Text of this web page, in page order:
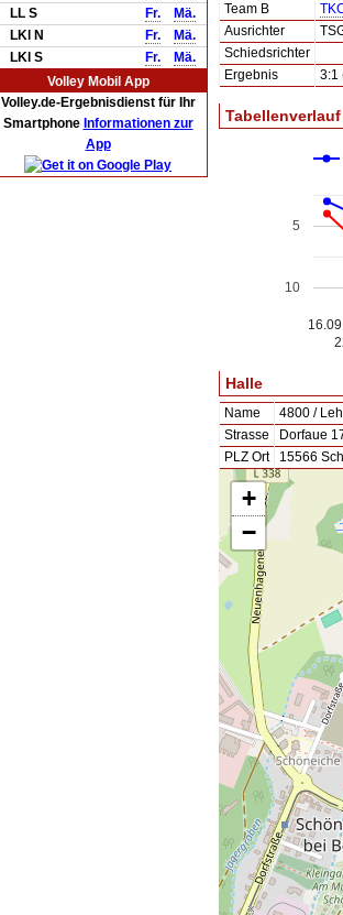
LL S
Fr.
Mä.
LKl N
Fr.
Mä.
LKl S
Fr.
Mä.
Volley Mobil App
Volley.de-Ergebnisdienst für Ihr
Smartphone Informationen zur
App
Team B
Ausrichter
Schiedsrichter
Ergebnis
3:1
Tabellenverlauf
5
10
Halle
Name
4800 /
Strasse
Dorfaue
PLZ Ort
15566
+
−